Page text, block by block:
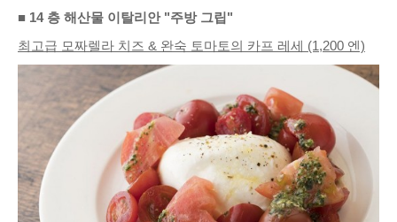
■ 14 층 해산물 이탈리안 "주방 그립"
최고급 모짜렐라 치즈 & 완숙 토마토의 카프 레세 (1,200 엔)